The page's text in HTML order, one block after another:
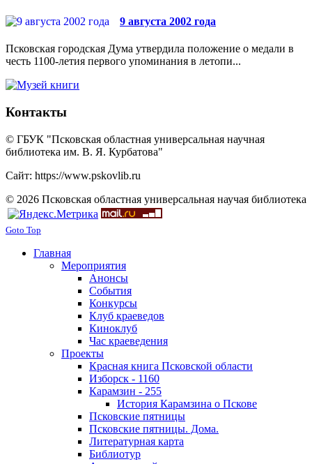
9 августа 2002 года
Псковская городская Дума утвердила положение о медали в
честь 1100-летия первого упоминания в летопи...
Контакты
© ГБУК "Псковская областная универсальная научная
библиотека им. В. Я. Курбатова"
Сайт: https://www.pskovlib.ru
© 2026 Псковская областная универсальная научая библиотека
Goto Top
Главная
Мероприятия
Анонсы
События
Конкурсы
Клуб краеведов
Киноклуб
Час краеведения
Проекты
Красная книга Псковской области
Изборск - 1160
Карамзин - 255
История Карамзина о Пскове
Псковские пятницы
Псковские пятницы. Дома.
Литературная карта
Библиотур